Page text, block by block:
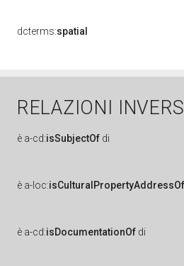
dcterms:spatial
RELAZIONI
è a-cd:isSubjectOf di
è a-loc:isCulturalPropertyAddressOf
è a-cd:isDocumentationOf di